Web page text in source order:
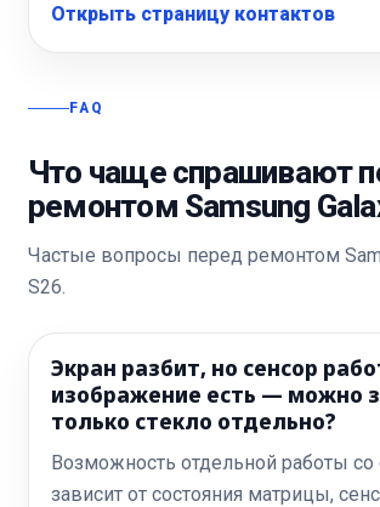
Открыть страницу контактов
FAQ
Что чаще спрашивают
ремонтом Samsung
Частые вопросы перед ремонтом
S26.
Экран разбит, но сенсор
изображение есть — можно
только стекло отдельно?
Возможность отдельной работы со
зависит от состояния матрицы,